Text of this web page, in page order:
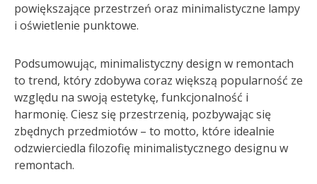
powiększające przestrzeń oraz minimalistyczne lampy
i oświetlenie punktowe.
Podsumowując, minimalistyczny design w remontach
to trend, który zdobywa coraz większą popularność ze
względu na swoją estetykę, funkcjonalność i
harmonię. Ciesz się przestrzenią, pozbywając się
zbędnych przedmiotów – to motto, które idealnie
odzwierciedla filozofię minimalistycznego designu w
remontach.